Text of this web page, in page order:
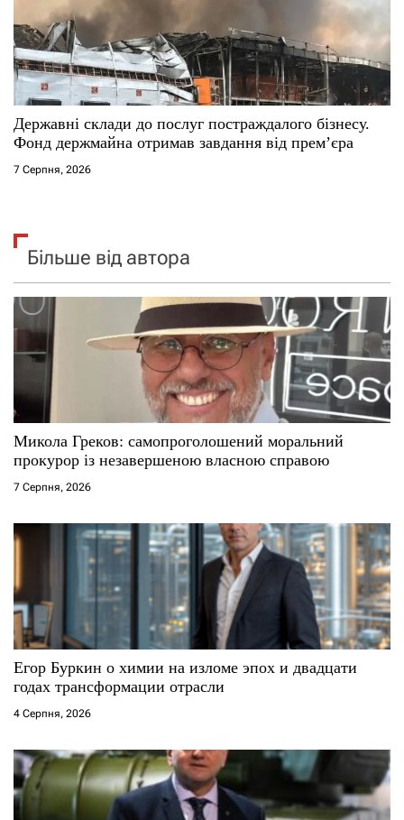
Державні склади до послуг постраждалого бізнесу.
Фонд держмайна отримав завдання від прем’єра
7 Серпня, 2026
Більше від автора
Микола Греков: самопроголошений моральний
прокурор із незавершеною власною справою
7 Серпня, 2026
Егор Буркин о химии на изломе эпох и двадцати
годах трансформации отрасли
4 Серпня, 2026